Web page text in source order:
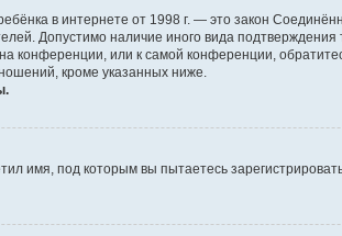
в интернете от 1998 г. — это закон
Допустимо наличие иного вида
конференции, или к самой конференции,
кроме указанных ниже.
имя, под которым вы пытаетесь